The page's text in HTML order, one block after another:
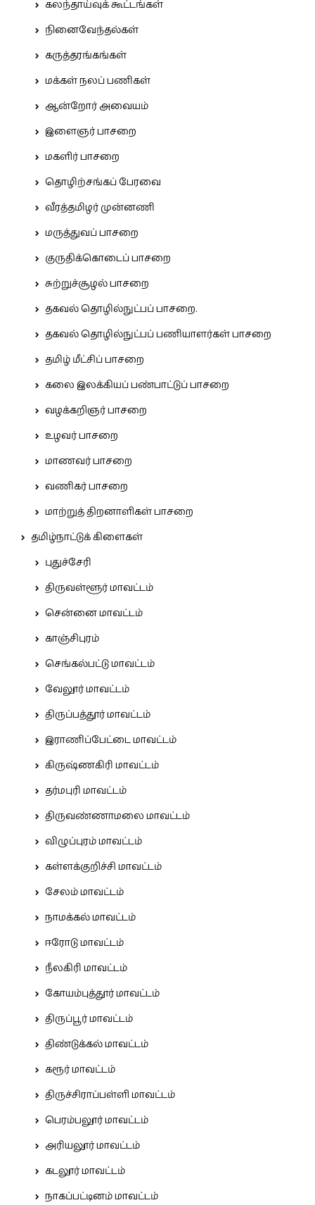
கலந்தாய்வுக் கூட்டங்கள்
நினைவேந்தல்கள்
கருத்தரங்கங்கள்
மக்கள் நலப் பணிகள்
ஆன்றோர் அவையம்
இளைஞர் பாசறை
மகளிர் பாசறை
தொழிற்சங்கப் பேரவை
வீரத்தமிழர் முன்னணி
மருத்துவப் பாசறை
குருதிக்கொடைப் பாசறை
சுற்றுச்சூழல் பாசறை
தகவல் தொழில்நுட்பப் பாசறை.
தகவல் தொழில்நுட்பப் பணியாளர்கள் பாசறை
தமிழ் மீட்சிப் பாசறை
கலை இலக்கியப் பண்பாட்டுப் பாசறை
வழக்கறிஞர் பாசறை
உழவர் பாசறை
மாணவர் பாசறை
வணிகர் பாசறை
மாற்றுத் திறனாளிகள் பாசறை
தமிழ்நாட்டுக் கிளைகள்
புதுச்சேரி
திருவள்ளூர் மாவட்டம்
சென்னை மாவட்டம்
காஞ்சிபுரம்
செங்கல்பட்டு மாவட்டம்
வேலூர் மாவட்டம்
திருப்பத்தூர் மாவட்டம்
இராணிப்பேட்டை மாவட்டம்
கிருஷ்ணகிரி மாவட்டம்
தர்மபுரி மாவட்டம்
திருவண்ணாமலை மாவட்டம்
விழுப்புரம் மாவட்டம்
கள்ளக்குறிச்சி மாவட்டம்
சேலம் மாவட்டம்
நாமக்கல் மாவட்டம்
ஈரோடு மாவட்டம்
நீலகிரி மாவட்டம்
கோயம்புத்தூர் மாவட்டம்
திருப்பூர் மாவட்டம்
திண்டுக்கல் மாவட்டம்
கரூர் மாவட்டம்
திருச்சிராப்பள்ளி மாவட்டம்
பெரம்பலூர் மாவட்டம்
அரியலூர் மாவட்டம்
கடலூர் மாவட்டம்
நாகப்பட்டினம் மாவட்டம்